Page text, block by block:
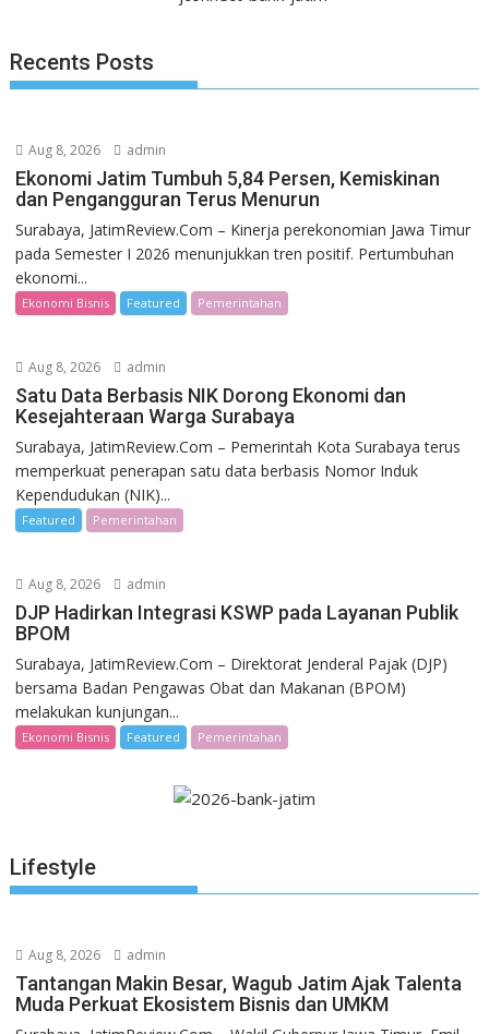
Recents Posts
Aug 8, 2026 admin
Ekonomi Jatim Tumbuh 5,84 Persen, Kemiskinan
dan Pengangguran Terus Menurun
Surabaya, JatimReview.Com – Kinerja perekonomian Jawa Timur
pada Semester I 2026 menunjukkan tren positif. Pertumbuhan
ekonomi...
Ekonomi Bisnis Featured Pemerintahan
Aug 8, 2026 admin
Satu Data Berbasis NIK Dorong Ekonomi dan
Kesejahteraan Warga Surabaya
Surabaya, JatimReview.Com – Pemerintah Kota Surabaya terus
memperkuat penerapan satu data berbasis Nomor Induk
Kependudukan (NIK)...
Featured Pemerintahan
Aug 8, 2026 admin
DJP Hadirkan Integrasi KSWP pada Layanan Publik
BPOM
Surabaya, JatimReview.Com – Direktorat Jenderal Pajak (DJP)
bersama Badan Pengawas Obat dan Makanan (BPOM)
melakukan kunjungan...
Ekonomi Bisnis Featured Pemerintahan
Lifestyle
Aug 8, 2026 admin
Tantangan Makin Besar, Wagub Jatim Ajak Talenta
Muda Perkuat Ekosistem Bisnis dan UMKM